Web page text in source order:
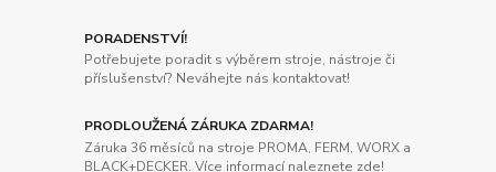
PORADENSTVÍ!
Potřebujete poradit s výběrem stroje, nástroje či
příslušenství? Neváhejte nás kontaktovat!
PRODLOUŽENÁ ZÁRUKA ZDARMA!
Záruka 36 měsíců na stroje PROMA, FERM, WORX a
BLACK+DECKER. Více informací naleznete zde!